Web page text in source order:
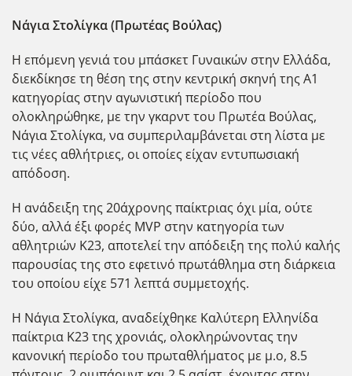
Νάγια Στολίγκα (Πρωτέας Βούλας)
Η επόμενη γενιά του μπάσκετ Γυναικών στην Ελλάδα,
διεκδίκησε τη θέση της στην κεντρική σκηνή της Α1
κατηγορίας στην αγωνιστική περίοδο που
ολοκληρώθηκε, με την γκαρντ του Πρωτέα Βούλας,
Νάγια Στολίγκα, να συμπεριλαμβάνεται στη λίστα με
τις νέες αθλήτριες, οι οποίες είχαν εντυπωσιακή
απόδοση.
Η ανάδειξη της 20άχρονης παίκτριας όχι μία, ούτε
δύο, αλλά έξι φορές MVP στην κατηγορία των
αθλητριών Κ23, αποτελεί την απόδειξη της πολύ καλής
παρουσίας της στο εφετινό πρωτάθλημα στη διάρκεια
του οποίου είχε 571 λεπτά συμμετοχής.
Η Νάγια Στολίγκα, αναδείχθηκε Καλύτερη Ελληνίδα
παίκτρια Κ23 της χρονιάς, ολοκληρώνοντας την
κανονική περίοδο του πρωταθλήματος με μ.ο, 8.5